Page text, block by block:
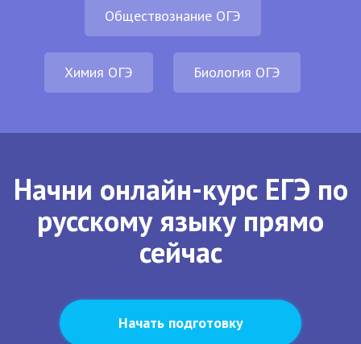
Обществознание ОГЭ
Химия ОГЭ Биология ОГЭ
Начни онлайн-курс ЕГЭ по
русскому языку прямо
сейчас
Начать подготовку